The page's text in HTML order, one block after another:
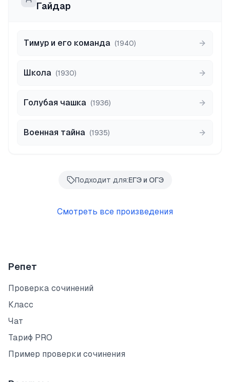
Гайдар
Тимур и его команда (1940)
Школа (1930)
Голубая чашка (1936)
Военная тайна (1935)
Подходит для:ЕГЭ и ОГЭ
Смотреть все произведения
Репет
Проверка сочинений
Класс
Чат
Тариф PRO
Пример проверки сочинения